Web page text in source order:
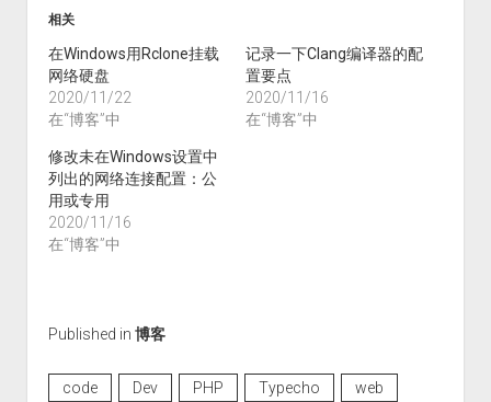
相关
在Windows用Rclone挂载
网络硬盘
2020/11/22
在“博客”中
记录一下Clang编译器的配
置要点
2020/11/16
在“博客”中
修改未在Windows设置中
列出的网络连接配置：公
用或专用
2020/11/16
在“博客”中
Published in 博客
code Dev PHP Typecho web